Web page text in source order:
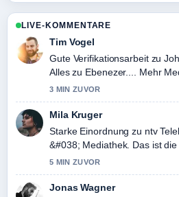
LIVE-KOMMENTARE
Tim Vogel
Gute Verifikationsarbeit zu
Alles zu Ebenezer.... Mehr
3 MIN ZUVOR
Mila Kruger
Starke Einordnung zu ntv
&#038; Mediathek. Das ist
Zusammenfassung, die ich
5 MIN ZUVOR
Jonas Wagner